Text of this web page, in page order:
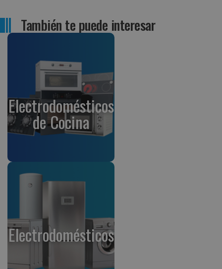
También te puede interesar
Electrodomésticos
de Cocina
Electrodomésticos